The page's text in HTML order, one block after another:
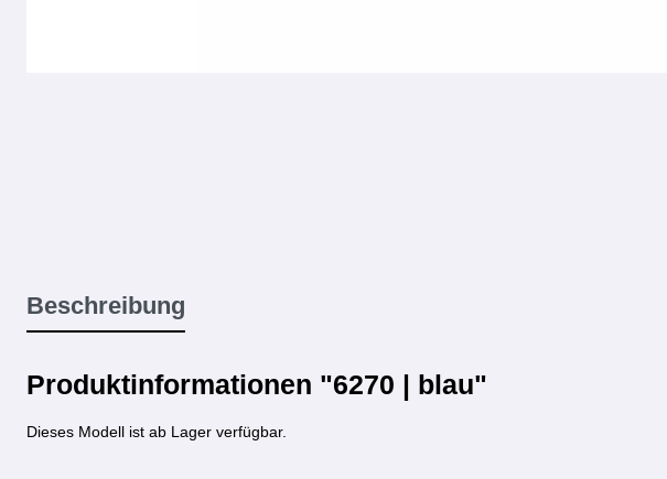
Beschreibung
Produktinformationen "6270 | blau"
Dieses Modell ist ab Lager verfügbar.